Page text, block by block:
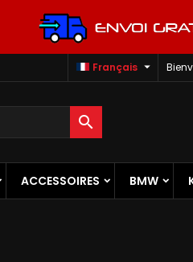
Français 

ACCESSOIRES BMW